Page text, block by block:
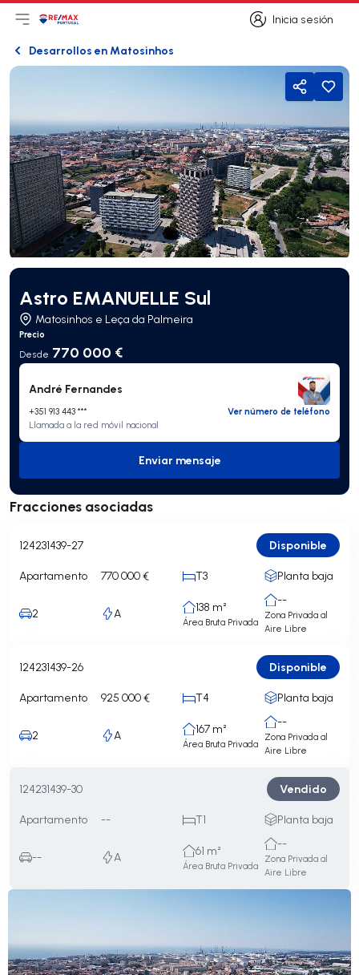
Inicia sesión
Inicia sesión
Abrir el menú principal
Logotipo
AtrásDesarrollos en Matosinhos
Compartir
Astro EMANUELLE Sul
Matosinhos e Leça da Palmeira
Precio
Desde 770 000 €
André Fernandes
+351 913 443 ***
Ver número de teléfono
Llamada a la red móvil nacional
Enviar mensaje
Enviar mensaje
Fracciones asociadas
124231439-27 Disponible
Apartamento 770 000 € T3 Planta baja
2 A 138 m²
Área Bruta Privada
--
Zona Privada al
Aire Libre
124231439-26 Disponible
Apartamento 925 000 € T4 Planta baja
2 A 167 m²
Área Bruta Privada
--
Zona Privada al
Aire Libre
124231439-30 Vendido
Apartamento -- T1 Planta baja
-- A 61 m²
Área Bruta Privada
--
Zona Privada al
Aire Libre